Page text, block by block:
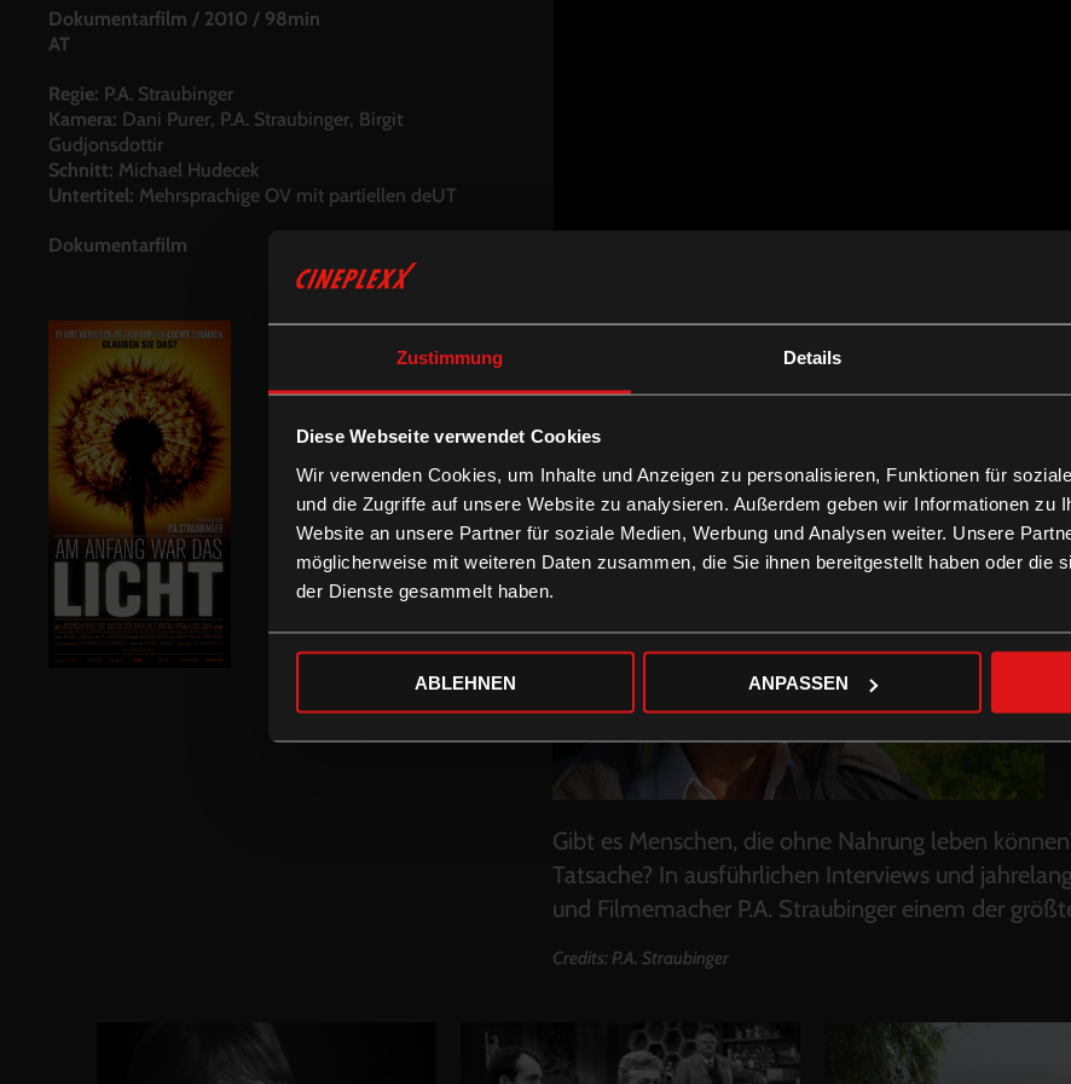
Zustimmung Details
Diese Webseite verwendet Cookies
Wir verwenden Cookies, um Inhalte und Anzeigen zu personalisieren, Funktionen für
und die Zugriffe auf unsere Website zu analysieren. Außerdem geben wir Informationen zu
Website an unsere Partner für soziale Medien, Werbung und Analysen weiter. Unsere
möglicherweise mit weiteren Daten zusammen, die Sie ihnen bereitgestellt haben oder die
der Dienste gesammelt haben.
ABLEHNEN ANPASSEN
Dokumentarfilm / 2010 / 98min
AT
Regie: P.A. Straubinger
Kamera: Dani Purer, P.A. Straubinger, Birgit
Gudjonsdottir
Schnitt: Michael Hudecek
Untertitel: Mehrsprachige OV mit partiellen deUT
Dokumentarfilm
Gibt es Menschen, die ohne Nahrung leben
Tatsache? In ausführlichen Interviews und
und Filmemacher P.A. Straubinger einem der
Credits: P.A. Straubinger